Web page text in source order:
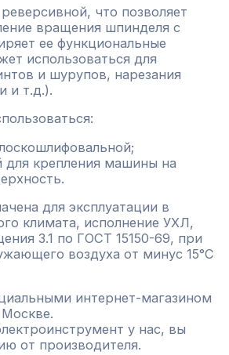
что позволяет
вращения шпинделя с
ее функциональные
использоваться для
и шурупов, нарезания
и т.д.).
для крепления машины на
для эксплуатации в
климата, исполнение УХЛ,
3.1 по ГОСТ 15150-69, при
воздуха от минус 15°С
интернет-магазином
у нас, вы
от производителя.